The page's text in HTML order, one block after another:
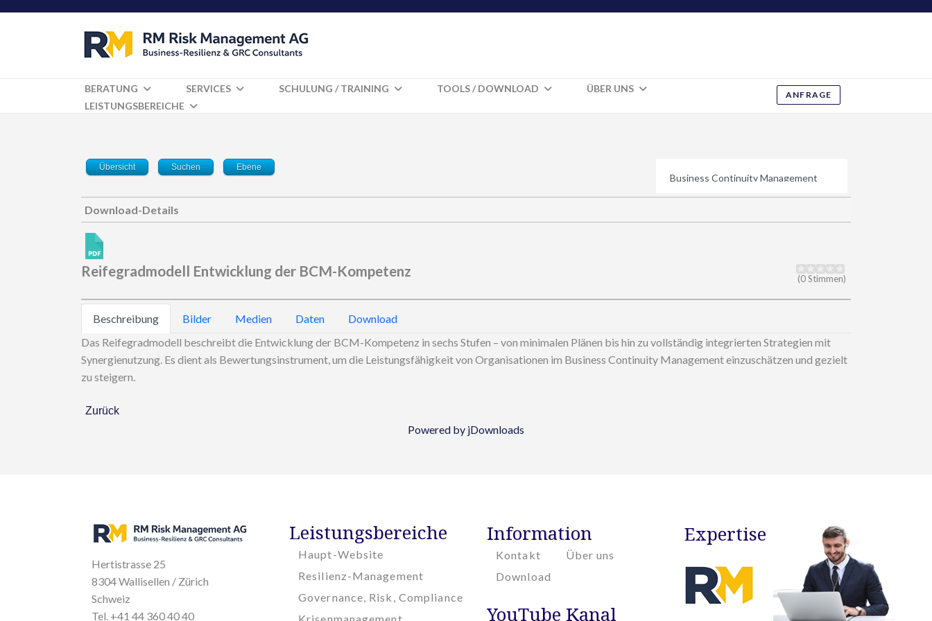
ANFRAGE
BERATUNG SERVICES SCHULUNG / TRAINING TOOLS / DOWNLOAD
ÜBER UNS
LEISTUNGSBEREICHE
Übersicht Suchen Ebene
Download-Details
Reifegradmodell Entwicklung der BCM-Kompetenz (0 Stimmen)
Beschreibung Bilder Medien Daten
Download
Das Reifegradmodell beschreibt die Entwicklung der BCM-Kompetenz in sechs Stufen – von minimalen Plänen bis hin zu vollständig integrierten Strategien mit
Synergienutzung. Es dient als Bewertungsinstrument, um die Leistungsfähigkeit von Organisationen im Business Continuity Management einzuschätzen und gezielt
zu steigern.
Zurück
Powered by jDownloads
Hertistrasse 25
8304 Wallisellen / Zürich
Schweiz
Tel. +41 44 360 40 40
Leistungsbereiche
Haupt-Website
Resilienz-Management
Governance, Risk, Compliance
Information
Kontakt
Über uns
Download
YouTube Kanal
Expertise